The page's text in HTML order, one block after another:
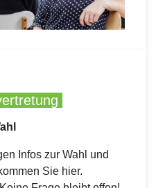
Infos zur Wahl und
Sie hier.